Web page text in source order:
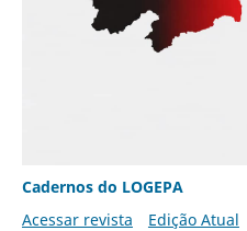
Cadernos do LOGEPA
Acessar revista
Edição Atual